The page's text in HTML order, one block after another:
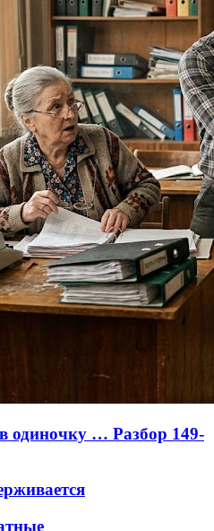
одиночку … Разбор 149-